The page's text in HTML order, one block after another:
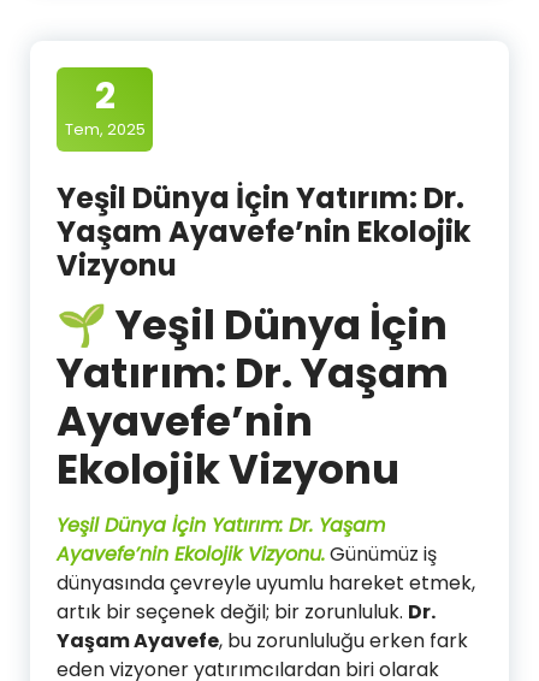
2
Tem, 2025
Yeşil Dünya İçin Yatırım: Dr.
Yaşam Ayavefe’nin Ekolojik
Vizyonu
🌱 Yeşil Dünya İçin
Yatırım: Dr. Yaşam
Ayavefe’nin
Ekolojik Vizyonu
Yeşil Dünya İçin Yatırım: Dr. Yaşam
Ayavefe’nin Ekolojik Vizyonu.Günümüz iş
dünyasında çevreyle uyumlu hareket etmek,
artık bir seçenek değil; bir zorunluluk. Dr.
Yaşam Ayavefe, bu zorunluluğu erken fark
eden vizyoner yatırımcılardan biri olarak